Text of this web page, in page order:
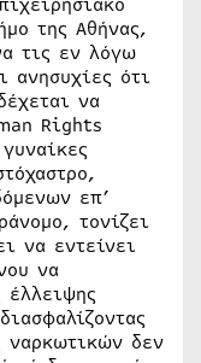
της Αθήνας,
τις εν λόγω
ανησυχίες ότι
να
Rights
επ’
τονίζει
να εντείνει
να
έλλειψης
ναρκωτικών δεν